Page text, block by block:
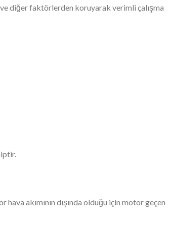
ve diğer faktörlerden koruyarak verimli çalışma
akımının dışında olduğu için motor geçen